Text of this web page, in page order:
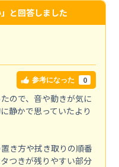
」と回答しました
参考になった 0
ので、音や動きが気に
静かで思っていたより
き方や拭き取りの順番
つきが残りやすい部分